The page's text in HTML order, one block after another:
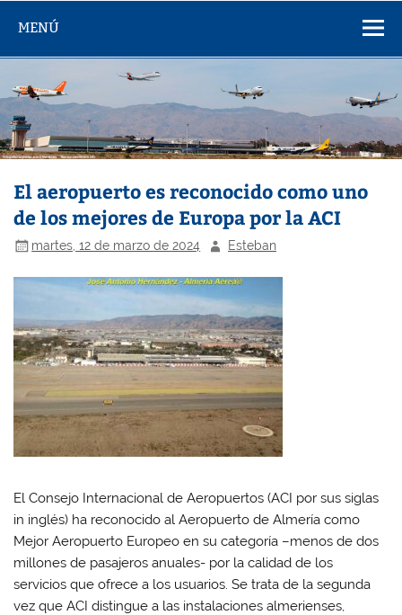
MENÚ
El aeropuerto es reconocido como uno
de los mejores de Europa por la ACI
martes, 12 de marzo de 2024 Esteban
El Consejo Internacional de Aeropuertos (ACI por sus siglas
in inglés) ha reconocido al Aeropuerto de Almería como
Mejor Aeropuerto Europeo en su categoría –menos de dos
millones de pasajeros anuales- por la calidad de los
servicios que ofrece a los usuarios. Se trata de la segunda
vez que ACI distingue a las instalaciones almerienses,